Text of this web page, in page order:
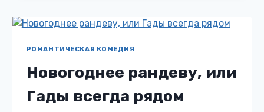
РОМАНТИЧЕСКАЯ КОМЕДИЯ
Новогоднее рандеву, или
Гады всегда рядом